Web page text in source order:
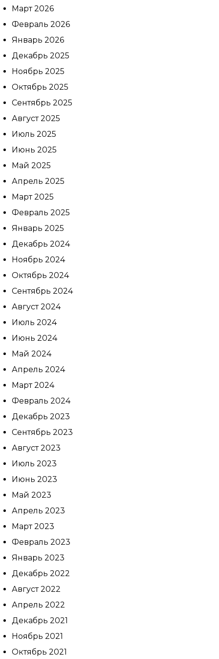
Выберите
Выберите
врача:
Дата и
приёма:
конфиденциальности
Март 2026
Февраль 2026
Январь 2026
Декабрь 2025
Ноябрь 2025
Октябрь 2025
Сентябрь 2025
Август 2025
Июль 2025
Июнь 2025
Май 2025
Апрель 2025
Март 2025
Февраль 2025
Январь 2025
Декабрь 2024
Ноябрь 2024
Октябрь 2024
Сентябрь 2024
Август 2024
Июль 2024
Июнь 2024
Май 2024
Апрель 2024
Март 2024
Февраль 2024
Декабрь 2023
Сентябрь 2023
Август 2023
Июль 2023
Июнь 2023
Май 2023
Апрель 2023
Март 2023
Февраль 2023
Январь 2023
Декабрь 2022
Август 2022
Апрель 2022
Декабрь 2021
Ноябрь 2021
Октябрь 2021